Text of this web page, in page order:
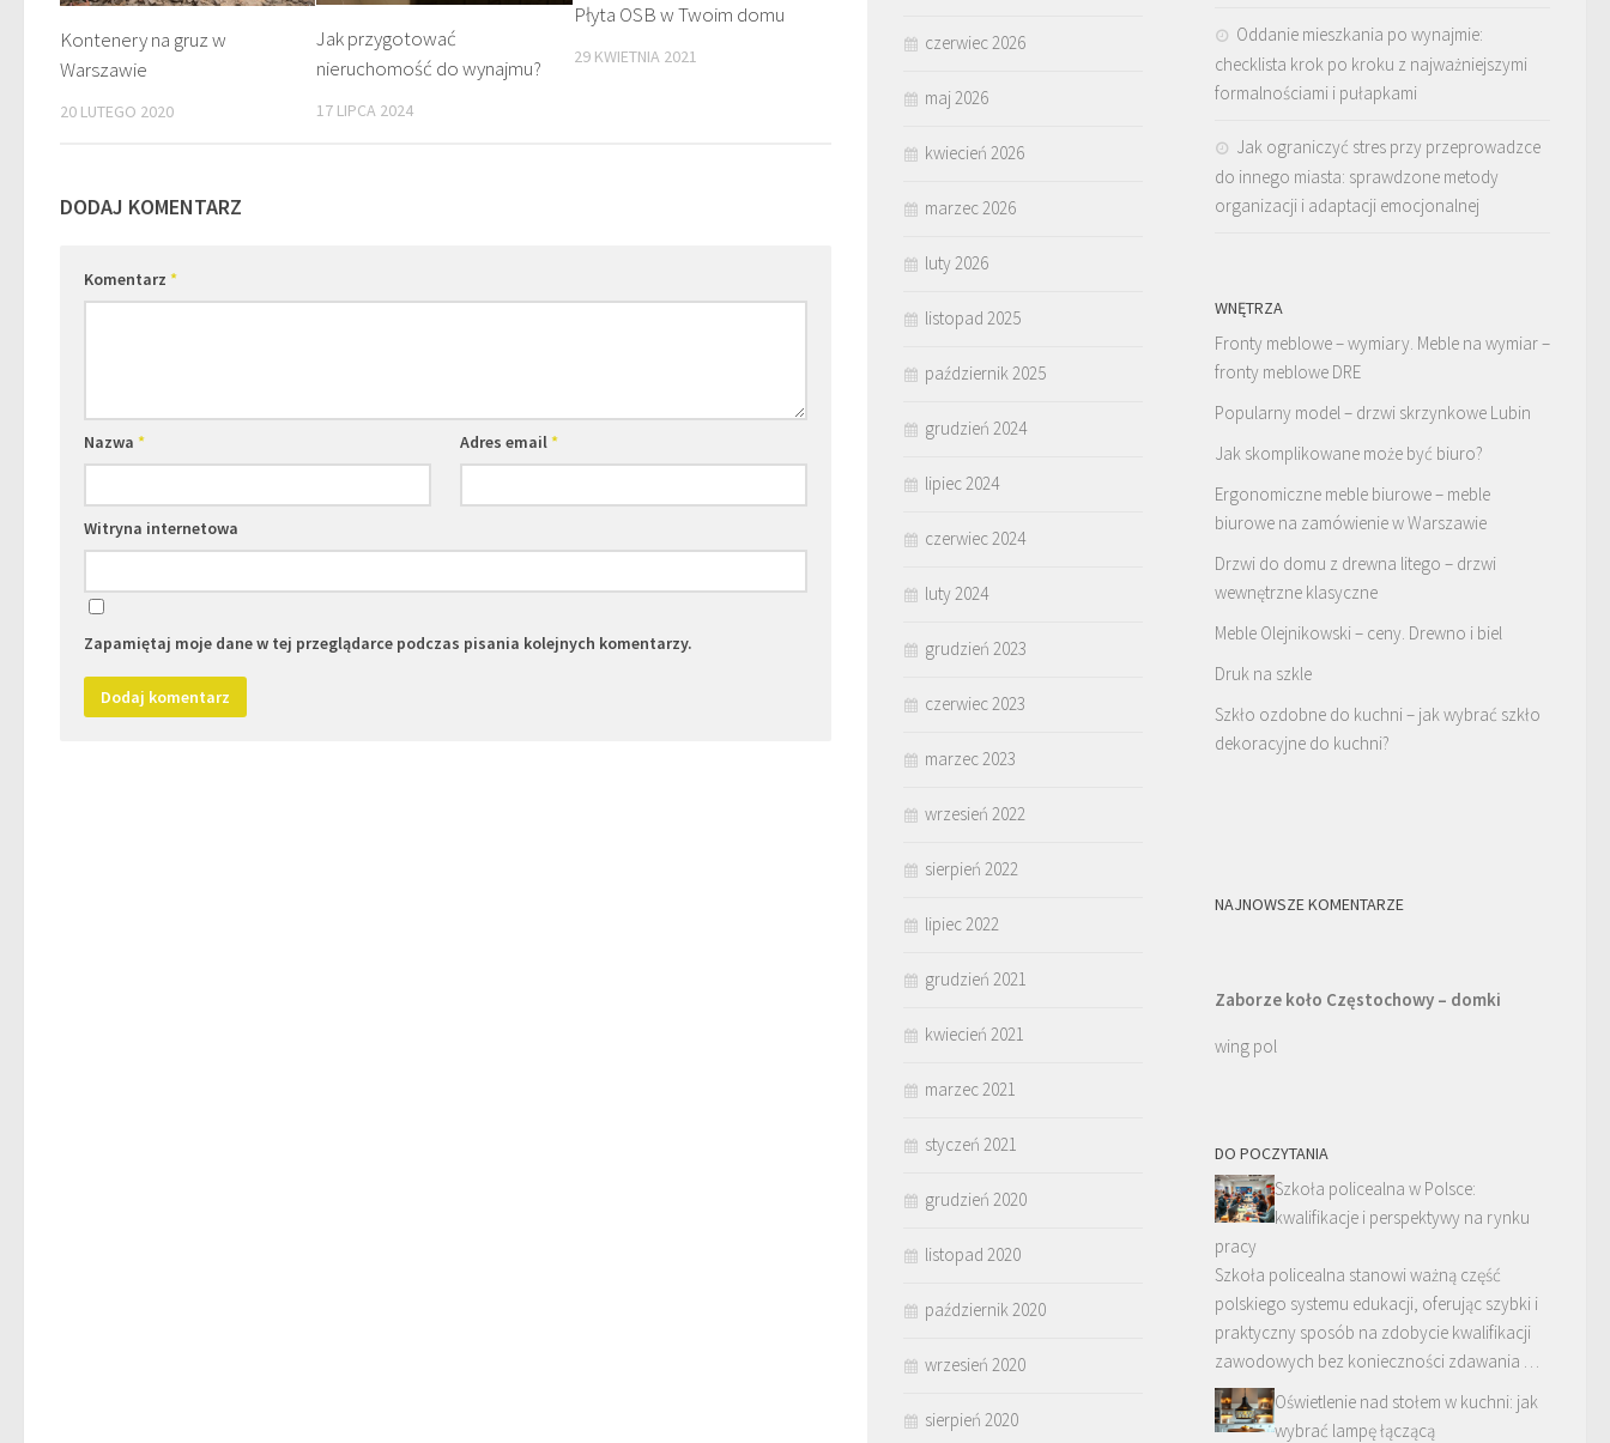
Kontenery na gruz w
Warszawie
20 LUTEGO 2020
Jak przygotować
nieruchomość do wynajmu?
17 LIPCA 2024
Płyta OSB w Twoim domu
29 KWIETNIA 2021
DODAJ KOMENTARZ
Komentarz *
Nazwa * Adres email*
Witryna internetowa
Zapamiętaj moje dane w tej przeglądarce podczas pisania kolejnych komentarzy.
Oddanie mieszkania po wynajmie:
checklista krok po kroku z najważniejszymi
formalnościami i pułapkami
Jak ograniczyć stres przy przeprowadzce
do innego miasta: sprawdzone metody
organizacji i adaptacji emocjonalnej
WNĘTRZA
Fronty meblowe – wymiary. Meble na wymiar –
fronty meblowe DRE
Popularny model – drzwi skrzynkowe Lubin
Jak skomplikowane może być biuro?
Ergonomiczne meble biurowe – meble
biurowe na zamówienie w Warszawie
Drzwi do domu z drewna litego – drzwi
wewnętrzne klasyczne
Meble Olejnikowski – ceny. Drewno i biel
Druk na szkle
Szkło ozdobne do kuchni – jak wybrać szkło
dekoracyjne do kuchni?
NAJNOWSZE KOMENTARZE
Zaborze koło Częstochowy – domki
wing pol
DO POCZYTANIA
Szkoła policealna w Polsce:
kwalifikacje i perspektywy na rynku
pracy
Szkoła policealna stanowi ważną część
polskiego systemu edukacji, oferując szybki i
praktyczny sposób na zdobycie kwalifikacji
zawodowych bez konieczności zdawania …
Oświetlenie nad stołem w kuchni: jak
wybrać lampę łączącą
czerwiec 2026
maj 2026
kwiecień 2026
marzec 2026
luty 2026
listopad 2025
październik 2025
grudzień 2024
lipiec 2024
czerwiec 2024
luty 2024
grudzień 2023
czerwiec 2023
marzec 2023
wrzesień 2022
sierpień 2022
lipiec 2022
grudzień 2021
kwiecień 2021
marzec 2021
styczeń 2021
grudzień 2020
listopad 2020
październik 2020
wrzesień 2020
sierpień 2020